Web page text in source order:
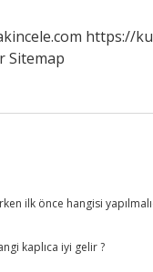
https://
Sitemap
ilk önce hangisi
kaplıca iyi gelir ?